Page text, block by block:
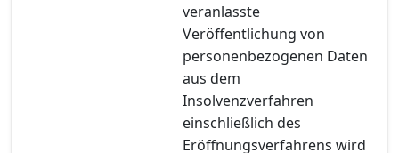
veranlasste
Veröffentlichung von
personenbezogenen Daten
aus dem
Insolvenzverfahren
einschließlich des
Eröffnungsverfahrens wird